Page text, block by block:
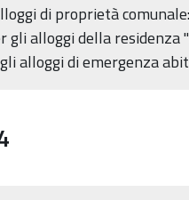
di proprietà
gli alloggi della residenza
alloggi di emergenza